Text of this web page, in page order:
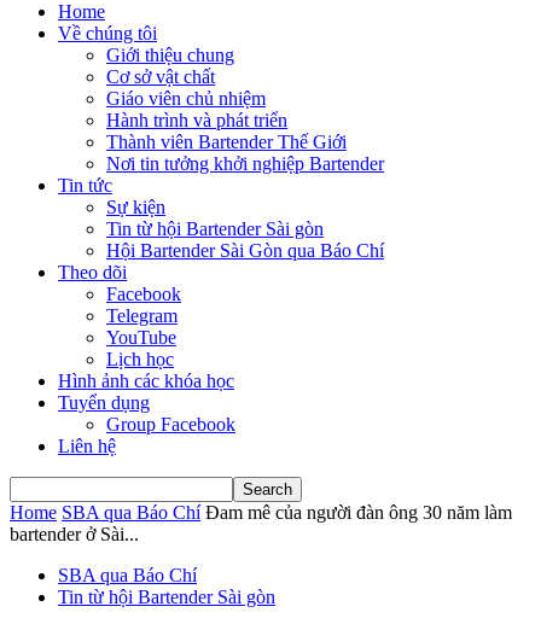
Home
Về chúng tôi
Giới thiệu chung
Cơ sở vật chất
Giáo viên chủ nhiệm
Hành trình và phát triển
Thành viên Bartender Thế Giới
Nơi tin tưởng khởi nghiệp Bartender
Tin tức
Sự kiện
Tin từ hội Bartender Sài gòn
Hội Bartender Sài Gòn qua Báo Chí
Theo dõi
Facebook
Telegram
YouTube
Lịch học
Hình ảnh các khóa học
Tuyển dụng
Group Facebook
Liên hệ
Home SBA qua Báo Chí Đam mê của người đàn ông 30 năm làm
bartender ở Sài...
SBA qua Báo Chí
Tin từ hội Bartender Sài gòn